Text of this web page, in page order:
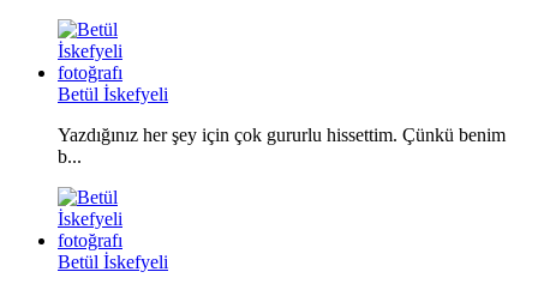
Betül İskefyeli
Yazdığınız her şey için çok gururlu hissettim. Çünkü benim
b...
Betül İskefyeli